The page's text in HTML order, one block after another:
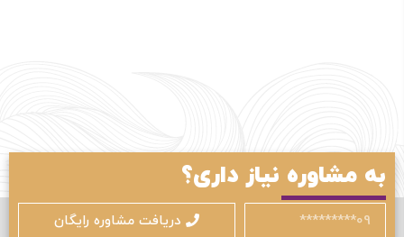
به مشاوره نیاز داری؟
دریافت مشاوره رایگان
ادامه دهید